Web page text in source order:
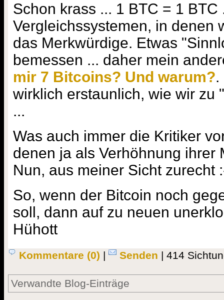
Schon krass ... 1 BTC = 1 BTC
Vergleichssystemen, in denen
das Merkwürdige. Etwas
bemessen ... daher mein
mir 7 Bitcoins? Und warum?.
wirklich erstaunlich, wie wir zu
...
Was auch immer die Kritiker
denen ja als Verhöhnung ihrer
Nun, aus meiner Sicht zurecht
So, wenn der Bitcoin noch
soll, dann auf zu neuen
Hühott
Kommentare (0) | Senden | 414
Verwandte Blog-Einträge